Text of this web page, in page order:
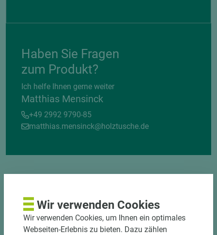
Haben Sie Fragen
zum Produkt?
Ich helfe Ihnen gerne weiter
Matthias Mensinck
+49 2992 9790-85
matthias.mensinck@holztusche.de
DOWNLOADS
Wir verwenden Cookies
Wir verwenden Cookies, um Ihnen ein optimales
Webseiten-Erlebnis zu bieten. Dazu zählen